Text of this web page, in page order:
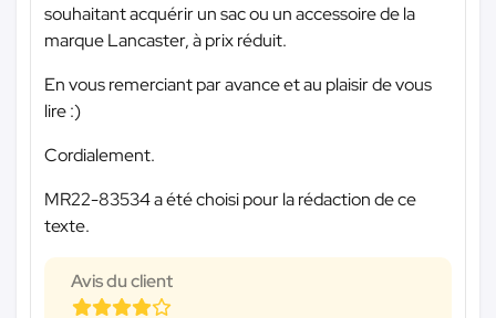
souhaitant acquérir un sac ou un accessoire de la
marque Lancaster, à prix réduit.
En vous remerciant par avance et au plaisir de vous
lire :)
Cordialement.
MR22-83534 a été choisi pour la rédaction de ce
texte.
Avis du client